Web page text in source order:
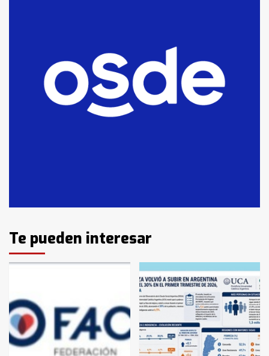
fueron detenidos por
comercialización de drogas en la
tarde del sábado
T.Lauquen: se vendió el edificio de
lo que fue la planta Industrial del
3
Identidad de los adolescentes
pampeanos que fueron
en la mañana del lunes
4
Accidente en Ruta 5: falleció un
joven de Trenque Lauquen
Te pueden interesar